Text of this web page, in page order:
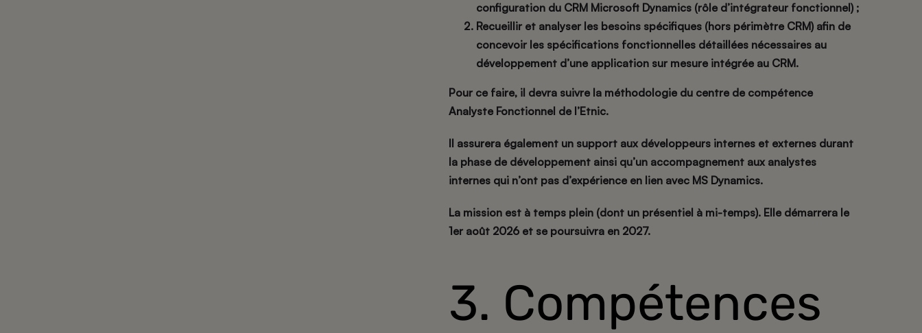
configuration du CRM Microsoft Dynamics (rôle d’intégrateur fonctionnel) ;
Recueillir et analyser les besoins spécifiques (hors périmètre CRM) afin de
concevoir les spécifications fonctionnelles détaillées nécessaires au
développement d’une application sur mesure intégrée au CRM.
Pour ce faire, il devra suivre la méthodologie du centre de compétence
Analyste Fonctionnel de l’Etnic.
Il assurera également un support aux développeurs internes et externes durant
la phase de développement ainsi qu’un accompagnement aux analystes
internes qui n’ont pas d’expérience en lien avec MS Dynamics.
La mission est à temps plein (dont un présentiel à mi-temps). Elle démarrera le
1er août 2026 et se poursuivra en 2027.
3. Compétences